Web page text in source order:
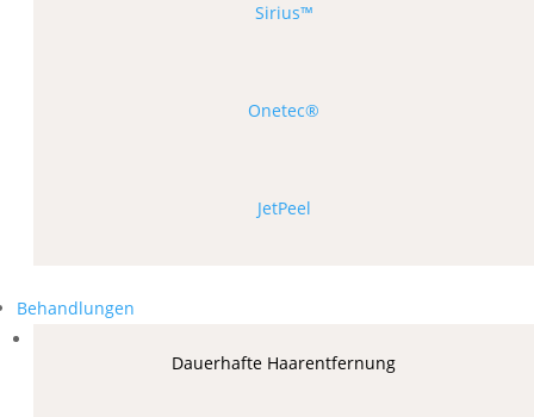
Sirius™
Onetec®
JetPeel
Behandlungen
Dauerhafte Haarentfernung